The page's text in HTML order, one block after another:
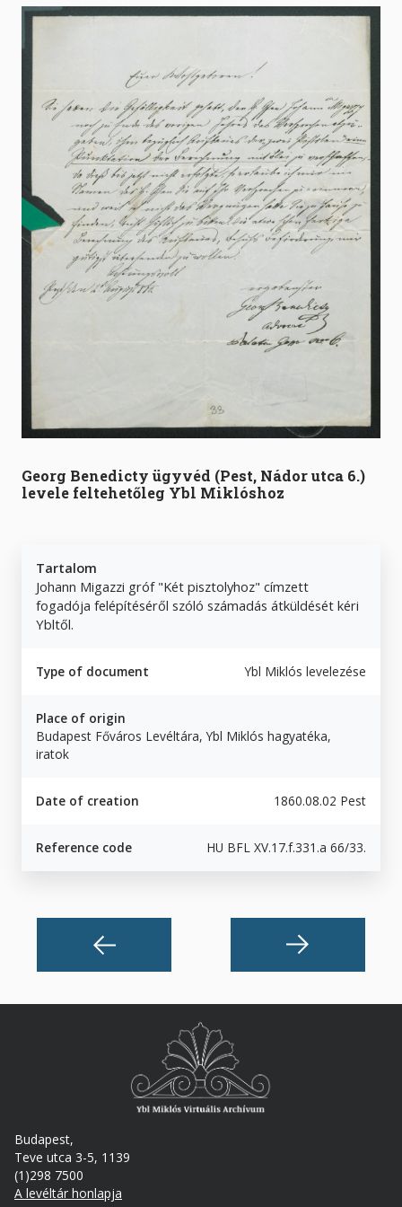
Georg Benedicty ügyvéd (Pest, Nádor utca 6.)
levele feltehetőleg Ybl Miklóshoz
Tartalom
Johann Migazzi gróf "Két pisztolyhoz" címzett
fogadója felépítéséről szóló számadás átküldését kéri
Ybltől.
Type of document Ybl Miklós levelezése
Place of origin
Budapest Főváros Levéltára, Ybl Miklós hagyatéka,
iratok
Date of creation 1860.08.02 Pest
Reference code HU BFL XV.17.f.331.a 66/33.
Budapest,
Teve utca 3-5, 1139
(1)298 7500
A levéltár honlapja